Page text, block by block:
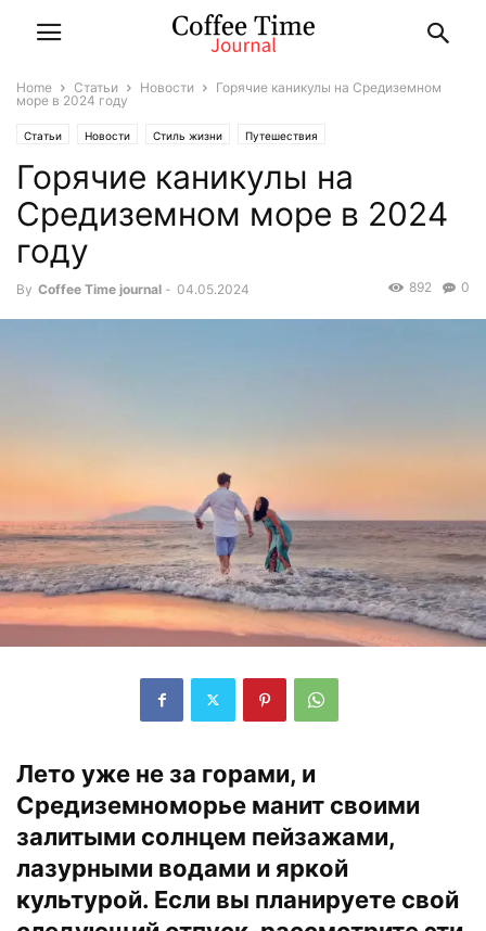
Home Статьи Новости
Горячие каникулы на Средиземном
море в 2024 году
Статьи Новости Стиль жизни Путешествия
Горячие каникулы на
Средиземном море в 2024
году
By Coffee Time journal - 04.05.2024 0
892
Лето уже не за горами, и
Средиземноморье манит своими
залитыми солнцем пейзажами,
лазурными водами и яркой
культурой. Если вы планируете свой